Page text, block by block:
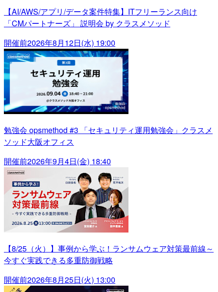
【AI/AWS/アプリ/データ案件特集】ITフリーランス向け
「CMパートナーズ」 説明会 by クラスメソッド
開催前2026年8月12日(水) 19:00
勉強会 opsmethod #3 「セキュリティ運用勉強会」クラスメ
ソッド大阪オフィス
開催前2026年9月4日(金) 18:40
【8/25（火）】事例から学ぶ！ランサムウェア対策最前線～
今すぐ実践できる多重防御戦略
開催前2026年8月25日(火) 13:00